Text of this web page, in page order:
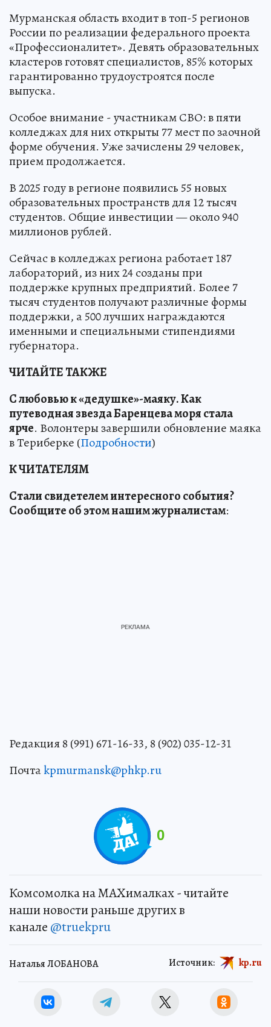
Мурманская область входит в топ-5 регионов
России по реализации федерального проекта
«Профессионалитет». Девять образовательных
кластеров готовят специалистов, 85% которых
гарантированно трудоустроятся после
выпуска.
Особое внимание - участникам СВО: в пяти
колледжах для них открыты 77 мест по заочной
форме обучения. Уже зачислены 29 человек,
прием продолжается.
В 2025 году в регионе появились 55 новых
образовательных пространств для 12 тысяч
студентов. Общие инвестиции — около 940
миллионов рублей.
Сейчас в колледжах региона работает 187
лабораторий, из них 24 созданы при
поддержке крупных предприятий. Более 7
тысяч студентов получают различные формы
поддержки, а 500 лучших награждаются
именными и специальными стипендиями
губернатора.
ЧИТАЙТЕ ТАКЖЕ
С любовью к «дедушке»-маяку.Как
путеводная звезда Баренцева моря стала
ярче. Волонтеры завершили обновление маяка
в Териберке (Подробности)
К ЧИТАТЕЛЯМ
Стали свидетелем интересного события?
Сообщите об этом нашим журналистам:
Редакция 8 (991) 671-16-33, 8 (902) 035-12-31
Почтаkpmurmansk@phkp.ru
0
Комсомолка на MAXималках - читайте
наши новости раньше других в
канале @truekpru
Наталья ЛОБАНОВА Источник: kp.ru